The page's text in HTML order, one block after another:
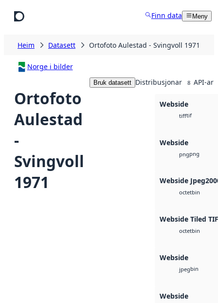
Finn data Meny
Heim Datasett Ortofoto Aulestad - Svingvoll 1971
Norge i bilder
Ortofoto
Aulestad
-
Svingvoll
1971
Bruk datasett Distribusjonar 8 API-ar
Webside
tifftif
Webside
pngpng
Webside
octetbin
Webside Tiled
octetbin
Webside
jpegbin
Webside